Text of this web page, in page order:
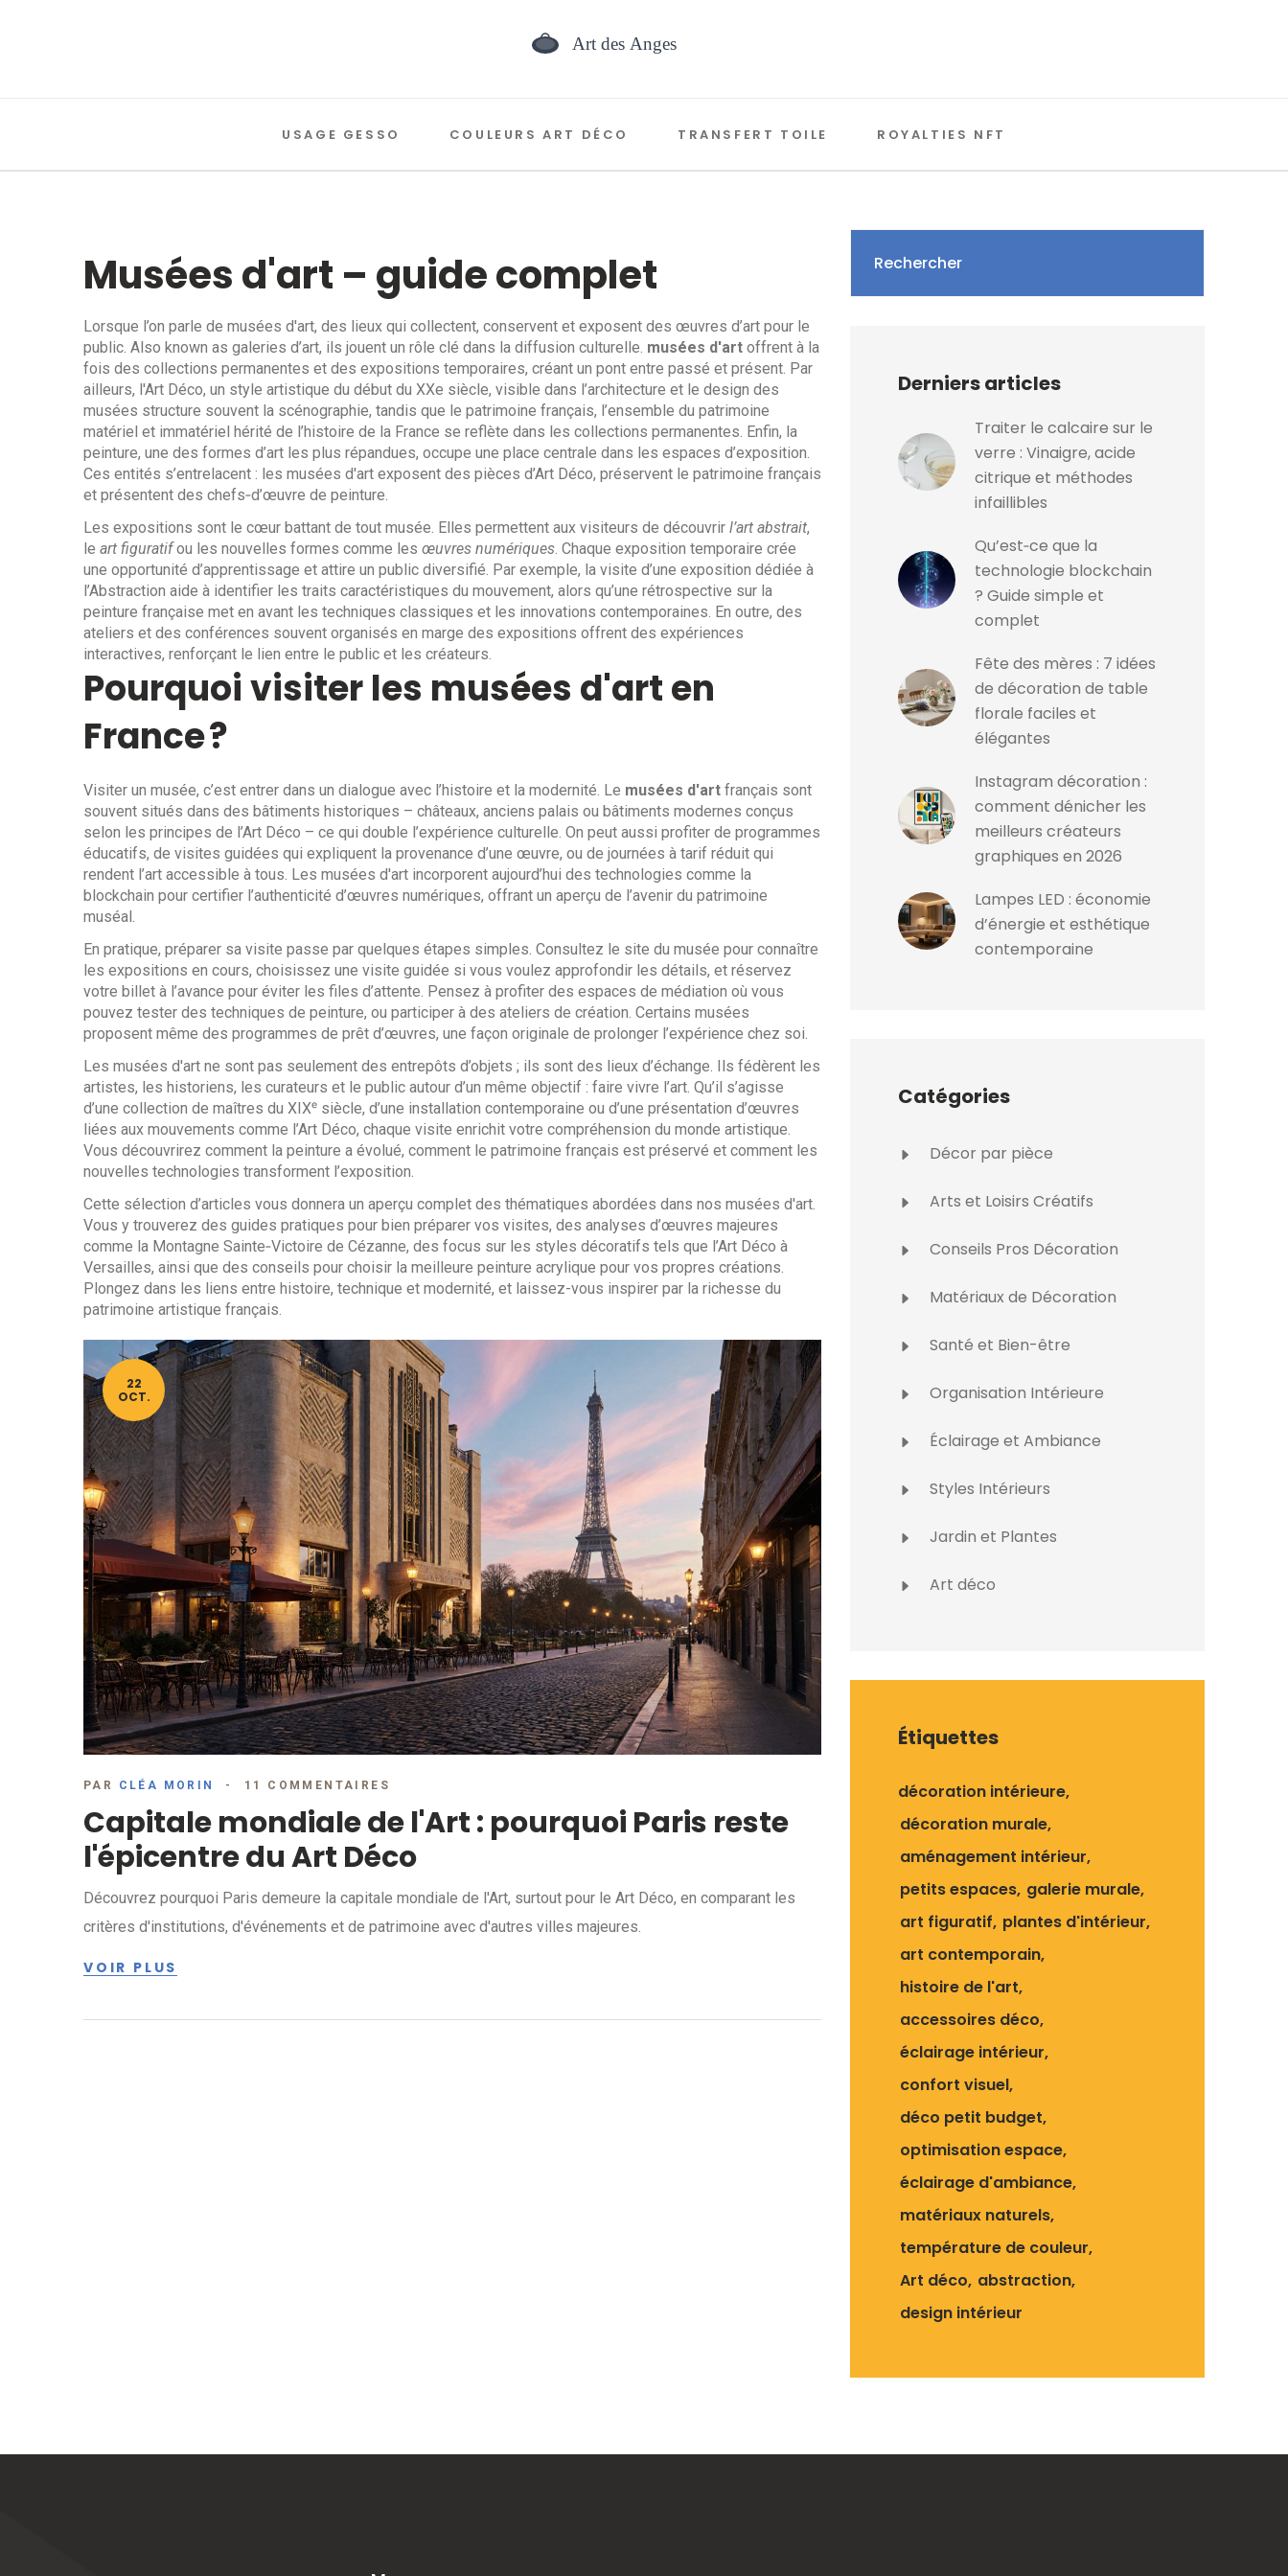
USAGE GESSO COULEURS ART DÉCO TRANSFERT TOILE ROYALTIES NFT
Musées d'art – guide complet
Lorsque l’on parle de musées d'art, des lieux qui collectent, conservent et exposent des œuvres d’art pour le
public. Also known as galeries d’art, ils jouent un rôle clé dans la diffusion culturelle. musées d'art offrent à la
fois des collections permanentes et des expositions temporaires, créant un pont entre passé et présent. Par
ailleurs, l'Art Déco, un style artistique du début du XXe siècle, visible dans l’architecture et le design des
musées structure souvent la scénographie, tandis que le patrimoine français, l’ensemble du patrimoine
matériel et immatériel hérité de l’histoire de la France se reflète dans les collections permanentes. Enfin, la
peinture, une des formes d’art les plus répandues, occupe une place centrale dans les espaces d’exposition.
Ces entités s’entrelacent : les musées d'art exposent des pièces d’Art Déco, préservent le patrimoine français
et présentent des chefs‑d’œuvre de peinture.
Les expositions sont le cœur battant de tout musée. Elles permettent aux visiteurs de découvrir l’art abstrait,
le art figuratifou les nouvelles formes comme les œuvres numériques. Chaque exposition temporaire crée
une opportunité d’apprentissage et attire un public diversifié. Par exemple, la visite d’une exposition dédiée à
l’Abstraction aide à identifier les traits caractéristiques du mouvement, alors qu’une rétrospective sur la
peinture française met en avant les techniques classiques et les innovations contemporaines. En outre, des
ateliers et des conférences souvent organisés en marge des expositions offrent des expériences
interactives, renforçant le lien entre le public et les créateurs.
Pourquoi visiter les musées d'art en
France ?
Visiter un musée, c’est entrer dans un dialogue avec l’histoire et la modernité. Le musées d'art français sont
souvent situés dans des bâtiments historiques – châteaux, anciens palais ou bâtiments modernes conçus
selon les principes de l’Art Déco – ce qui double l’expérience culturelle. On peut aussi profiter de programmes
éducatifs, de visites guidées qui expliquent la provenance d’une œuvre, ou de journées à tarif réduit qui
rendent l’art accessible à tous. Les musées d'art incorporent aujourd’hui des technologies comme la
blockchain pour certifier l’authenticité d’œuvres numériques, offrant un aperçu de l’avenir du patrimoine
muséal.
En pratique, préparer sa visite passe par quelques étapes simples. Consultez le site du musée pour connaître
les expositions en cours, choisissez une visite guidée si vous voulez approfondir les détails, et réservez
votre billet à l’avance pour éviter les files d’attente. Pensez à profiter des espaces de médiation où vous
pouvez tester des techniques de peinture, ou participer à des ateliers de création. Certains musées
proposent même des programmes de prêt d’œuvres, une façon originale de prolonger l’expérience chez soi.
Les musées d'art ne sont pas seulement des entrepôts d’objets ; ils sont des lieux d’échange. Ils fédèrent les
artistes, les historiens, les curateurs et le public autour d’un même objectif : faire vivre l’art. Qu’il s’agisse
d’une collection de maîtres du XIXᵉ siècle, d’une installation contemporaine ou d’une présentation d’œuvres
liées aux mouvements comme l’Art Déco, chaque visite enrichit votre compréhension du monde artistique.
Vous découvrirez comment la peinture a évolué, comment le patrimoine français est préservé et comment les
nouvelles technologies transforment l’exposition.
Cette sélection d’articles vous donnera un aperçu complet des thématiques abordées dans nos musées d'art.
Vous y trouverez des guides pratiques pour bien préparer vos visites, des analyses d’œuvres majeures
comme la Montagne Sainte‑Victoire de Cézanne, des focus sur les styles décoratifs tels que l’Art Déco à
Versailles, ainsi que des conseils pour choisir la meilleure peinture acrylique pour vos propres créations.
Plongez dans les liens entre histoire, technique et modernité, et laissez-vous inspirer par la richesse du
patrimoine artistique français.
22
OCT.
PAR CLÉA MORIN 11 COMMENTAIRES
Capitale mondiale de l'Art : pourquoi Paris reste
l'épicentre du Art Déco
Découvrez pourquoi Paris demeure la capitale mondiale de l'Art, surtout pour le Art Déco, en comparant les
critères d'institutions, d'événements et de patrimoine avec d'autres villes majeures.
VOIR PLUS
Rechercher
Derniers articles
Traiter le calcaire sur le
verre : Vinaigre, acide
citrique et méthodes
infaillibles
Qu’est‑ce que la
technologie blockchain
? Guide simple et
complet
Fête des mères : 7 idées
de décoration de table
florale faciles et
élégantes
Instagram décoration :
comment dénicher les
meilleurs créateurs
graphiques en 2026
Lampes LED : économie
d’énergie et esthétique
contemporaine
Catégories
Décor par pièce
Arts et Loisirs Créatifs
Conseils Pros Décoration
Matériaux de Décoration
Santé et Bien-être
Organisation Intérieure
Éclairage et Ambiance
Styles Intérieurs
Jardin et Plantes
Art déco
Étiquettes
décoration intérieure
décoration murale
aménagement intérieur
petits espaces galerie murale
art figuratif plantes d'intérieur
art contemporain
histoire de l'art
accessoires déco
éclairage intérieur
confort visuel
déco petit budget
optimisation espace
éclairage d'ambiance
matériaux naturels
température de couleur
Art déco abstraction
design intérieur